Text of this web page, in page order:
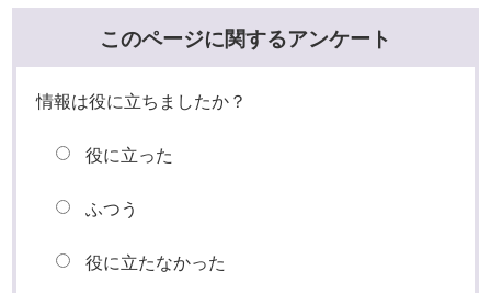
このページに関するアンケート
情報は役に立ちましたか？
役に立った
ふつう
役に立たなかった